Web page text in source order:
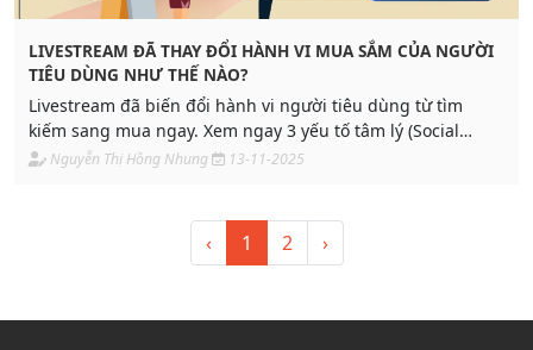
LIVESTREAM ĐÃ THAY ĐỔI HÀNH VI MUA SẮM CỦA NGƯỜI
TIÊU DÙNG NHƯ THẾ NÀO?
Livestream đã biến đổi hành vi người tiêu dùng từ tìm
kiếm sang mua ngay. Xem ngay 3 yếu tố tâm lý (Social
Proof, Khan Hiếm) ảnh hưởng quyết định mua sắm và giải
Nguyễn Thị Hồng Nhung 13-11-2025
‹ 1 2 ›